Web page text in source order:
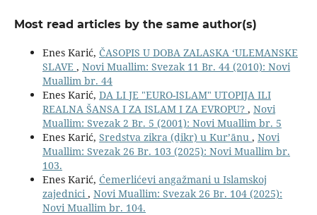
Most read articles by the same author(s)
Enes Karić, ČASOPIS U DOBA ZALASKA ‘ULEMANSKE
SLAVE , Novi Muallim: Svezak 11 Br. 44 (2010): Novi
Muallim br. 44
Enes Karić, DA LI JE "EURO-ISLAM" UTOPIJA ILI
REALNA ŠANSA I ZA ISLAM I ZA EVROPU? , Novi
Muallim: Svezak 2 Br. 5 (2001): Novi Muallim br. 5
Enes Karić, Sredstva zikra (ḏikr) u Kurʼānu , Novi
Muallim: Svezak 26 Br. 103 (2025): Novi Muallim br.
103.
Enes Karić, Ćemerlićevi angažmani u Islamskoj
zajednici , Novi Muallim: Svezak 26 Br. 104 (2025):
Novi Muallim br. 104.